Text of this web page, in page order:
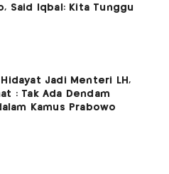
Said Iqbal: Kita Tunggu
Jadi Menteri LH,
: Tak Ada Dendam
Kamus Prabowo